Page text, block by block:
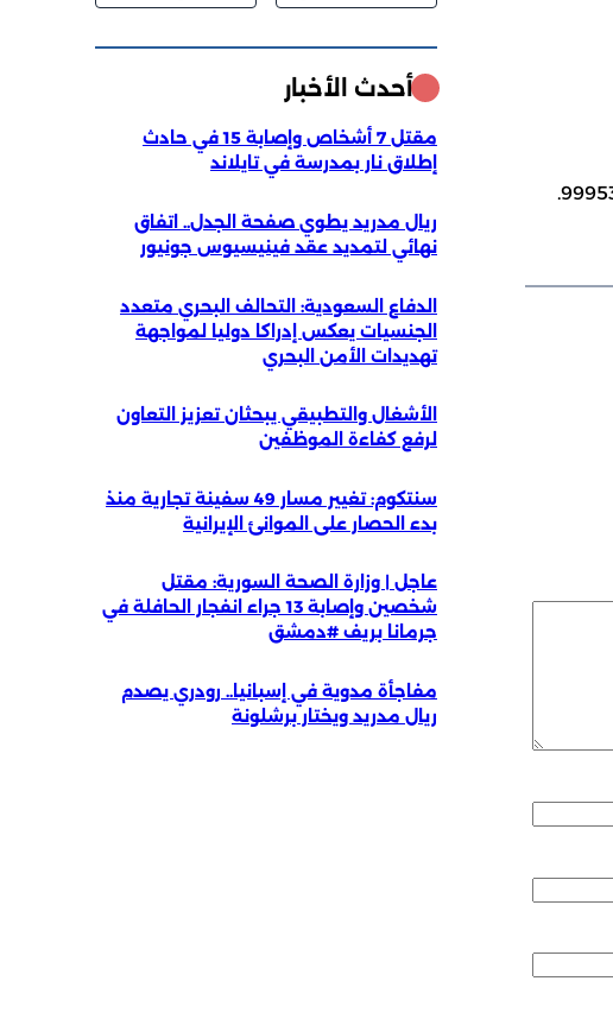
> إيمان حضرم حسن العتيبي: (زوجة فهد هاظل العتيبي) 40 عاما – شيعت. الرجال: العزاء في المقبرة. تلفون: 99953222.
أحدث الأخبار
مقتل 7 أشخاص وإصابة 15 في حادث
إطلاق نار بمدرسة في تايلاند
ريال مدريد يطوي صفحة الجدل.. اتفاق
نهائي لتمديد عقد فينيسيوس جونيور
الدفاع السعودية: التحالف البحري متعدد
الجنسيات يعكس إدراكا دوليا لمواجهة
تهديدات الأمن البحري
الأشغال والتطبيقي يبحثان تعزيز التعاون
لرفع كفاءة الموظفين
سنتكوم: تغيير مسار 49 سفينة تجارية منذ
بدء الحصار على الموانئ الإيرانية
عاجل | وزارة الصحة السورية: مقتل
شخصين وإصابة 13 جراء انفجار الحافلة في
جرمانا بريف #دمشق
مفاجأة مدوية في إسبانيا.. رودري يصدم
ريال مدريد ويختار برشلونة